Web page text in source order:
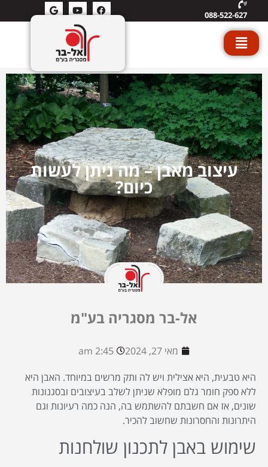
088-522-627
עיצוב מאבן – מה ניתן לעשות
כיום?
אל-בר מסגריה בע"מ
מאי 27, 2024
2:45 am
היא טבעית, היא אצילית ויש לה ותק מרשים במיוחד. האבן היא
ללא ספק חומר גלם מופלא שניתן לשלב בעיצובים ובסגנונות
שונים, אז אם חשבתם להשתמש בה, הנה כמה רעיונות וגם
היתרונות והחסרונות שחשוב להכיר.
שימוש באבן לתכנון שולחנות